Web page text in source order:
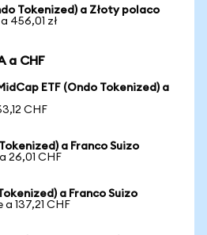
Tokenized) a Złoty polaco
456,01 zł
a CHF
ETF (Ondo Tokenized) a
CHF
a Franco Suizo
26,01 CHF
a Franco Suizo
137,21 CHF